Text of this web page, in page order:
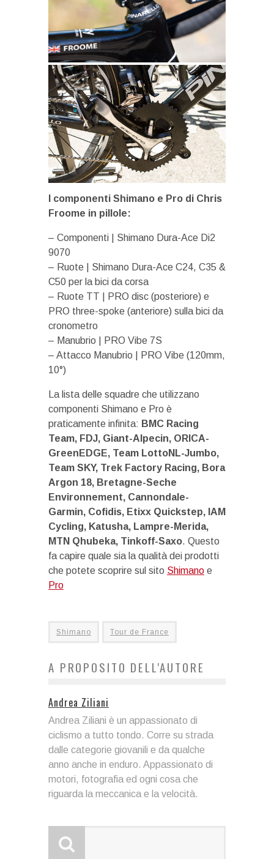
I componenti Shimano e Pro di Chris
Froome in pillole:
– Componenti | Shimano Dura-Ace Di2
9070
– Ruote | Shimano Dura-Ace C24, C35 &
C50 per la bici da corsa
– Ruote TT | PRO disc (posteriore) e
PRO three-spoke (anteriore) sulla bici da
cronometro
– Manubrio | PRO Vibe 7S
– Attacco Manubrio | PRO Vibe (120mm,
10°)
La lista delle squadre che utilizzano
componenti Shimano e Pro è
praticamente infinita: BMC Racing
Team, FDJ, Giant-Alpecin, ORICA-
GreenEDGE, Team LottoNL-Jumbo,
Team SKY, Trek Factory Racing, Bora
Argon 18, Bretagne-Seche
Environnement, Cannondale-
Garmin, Cofidis, Etixx Quickstep, IAM
Cycling, Katusha, Lampre-Merida,
MTN Qhubeka, Tinkoff-Saxo. Questo
fa capire quale sia la qualità dei prodotti
che potete scoprire sul sito Shimano e
Pro
Shimano Tour de France
A PROPOSITO DELL'AUTORE
Andrea Ziliani
Andrea Ziliani è un appassionato di
ciclismo a tutto tondo. Corre su strada
dalle categorie giovanili e da qualche
anno anche in enduro. Appassionato di
motori, fotografia ed ogni cosa che
riguarda la meccanica e la velocità.